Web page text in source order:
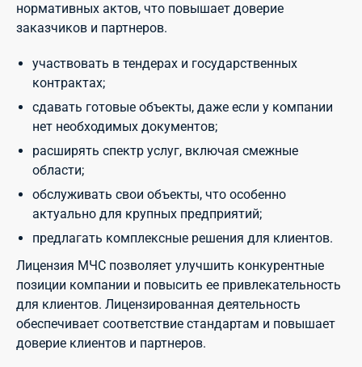
нормативных актов, что повышает доверие
заказчиков и партнеров.
участвовать в тендерах и государственных
контрактах;
сдавать готовые объекты, даже если у компании
нет необходимых документов;
расширять спектр услуг, включая смежные
области;
обслуживать свои объекты, что особенно
актуально для крупных предприятий;
предлагать комплексные решения для клиентов.
Лицензия МЧС позволяет улучшить конкурентные
позиции компании и повысить ее привлекательность
для клиентов. Лицензированная деятельность
обеспечивает соответствие стандартам и повышает
доверие клиентов и партнеров.